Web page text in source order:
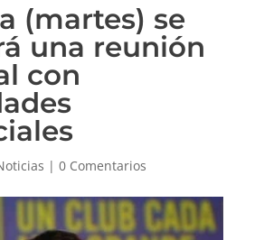
(martes) se
una reunión
con
| 0 Comentarios